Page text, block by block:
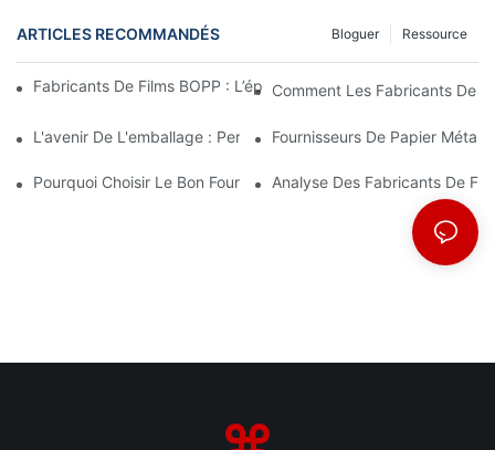
ARTICLES RECOMMANDÉS Ressource
Bloguer
Fabricants De Films BOPP : L’épine Dorsale De L’emballage
Comment Les Fabricants De
L'avenir De L'emballage : Perspectives Des Principaux
Fournisseurs De Papier
Pourquoi Choisir Le Bon Fournisseur De Film BOPP Est
Analyse Des Fabricants De